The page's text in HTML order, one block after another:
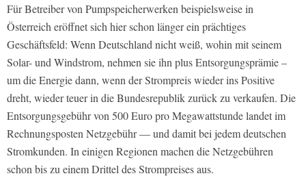
Für Betreiber von Pumpspeicherwerken beispielsweise in
Österreich eröffnet sich hier schon länger ein prächtiges
Geschäftsfeld: Wenn Deutschland nicht weiß, wohin mit seinem
Solar- und Windstrom, nehmen sie ihn plus Entsorgungsprämie –
um die Energie dann, wenn der Strompreis wieder ins Positive
dreht, wieder teuer in die Bundesrepublik zurück zu verkaufen. Die
Entsorgungsgebühr von 500 Euro pro Megawattstunde landet im
Rechnungsposten Netzgebühr — und damit bei jedem deutschen
Stromkunden. In einigen Regionen machen die Netzgebühren
schon bis zu einem Drittel des Strompreises aus.